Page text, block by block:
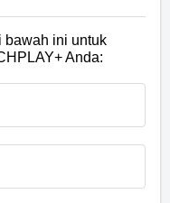
bawah ini untuk
Anda: